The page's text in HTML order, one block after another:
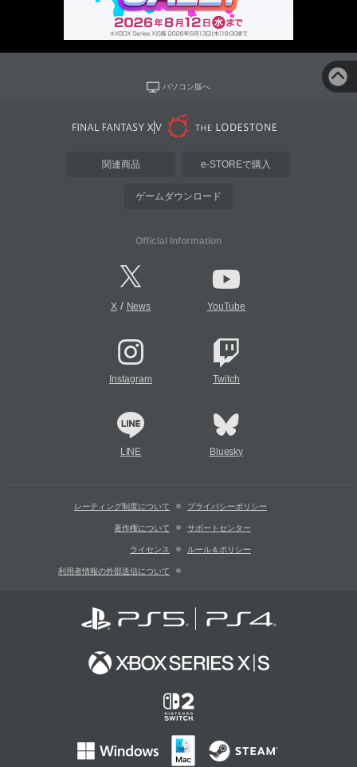
パソコン版へ
関連商品 e-STOREで購入
ゲームダウンロード
Official Information
X/ News YouTube
Instagram Twitch
LINE Bluesky
レーティング制度について プライバシーポリシー
著作権について サポートセンター
ライセンス ルール＆ポリシー
利用者情報の外部送信について